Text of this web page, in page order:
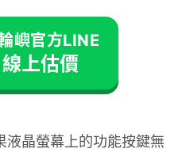
嶼官方LINE
線上估價
元之間；如果是觸控感
有關的部分需要更換，修
至 3,000 元之間。
液晶螢幕上的功能按鍵無